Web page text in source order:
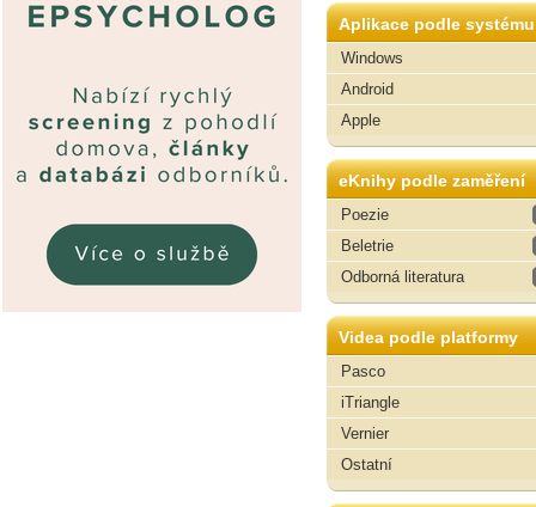
Aplikace podle systému
Windows
Android
Apple
eKnihy podle zaměření
Poezie
Beletrie
Odborná literatura
Videa podle platformy
Pasco
iTriangle
Vernier
Ostatní